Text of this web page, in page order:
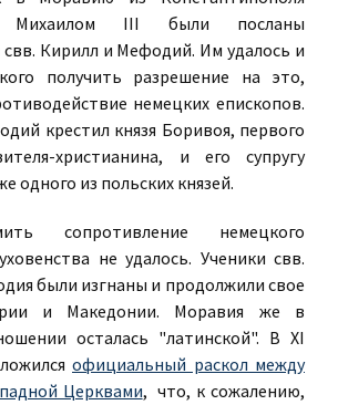
Михаилом III были посланы
Кирилл и Мефодий. Им удалось и
получить разрешение на это,
немецких епископов.
крестил князя Боривоя, первого
христианина, и его супругу
одного из польских князей.
сопротивление немецкого
не удалось. Ученики свв.
были изгнаны и продолжили свое
и Македонии. Моравия же в
осталась "латинской". В XI
официальный раскол между
Церквами, что, к сожалению,